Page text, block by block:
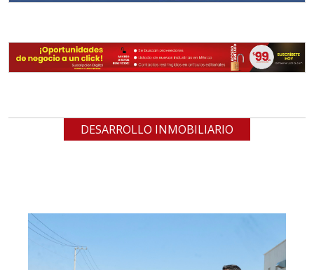
DESARROLLO INMOBILIARIO